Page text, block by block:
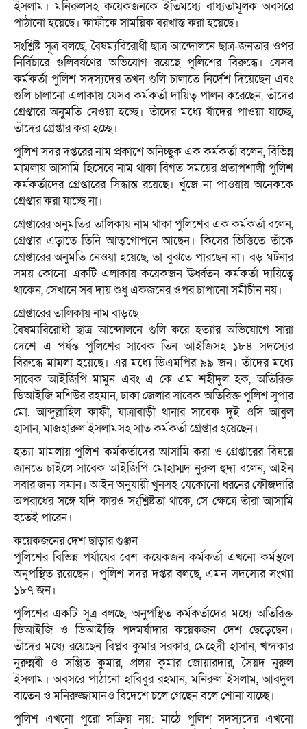
ইসলাম। মনিরুলসহ কয়েকজনকে ইতিমধ্যে বাধ্যতামূলক অবসরে
পাঠানো হয়েছে। কাফীকে সাময়িক বরখাস্ত করা হয়েছে।
সংশ্লিষ্ট সূত্র বলছে, বৈষম্যবিরোধী ছাত্র আন্দোলনে ছাত্র-জনতার ওপর
নির্বিচারে গুলিবর্ষণের অভিযোগ রয়েছে পুলিশের বিরুদ্ধে। যেসব
কর্মকর্তা পুলিশ সদস্যদের তখন গুলি চালাতে নির্দেশ দিয়েছেন এবং
গুলি চালানো এলাকায় যেসব কর্মকর্তা দায়িত্ব পালন করেছেন, তাঁদের
গ্রেপ্তারে অনুমতি নেওয়া হচ্ছে। তাঁদের মধ্যে যাঁদের পাওয়া যাচ্ছে,
তাঁদের গ্রেপ্তার করা হচ্ছে।
পুলিশ সদর দপ্তরের নাম প্রকাশে অনিচ্ছুক এক কর্মকর্তা বলেন, বিভিন্ন
মামলায় আসামি হিসেবে নাম থাকা বিগত সময়ের প্রতাপশালী পুলিশ
কর্মকর্তাদের গ্রেপ্তারের সিদ্ধান্ত রয়েছে। খুঁজে না পাওয়ায় অনেককে
গ্রেপ্তার করা যাচ্ছে না।
গ্রেপ্তারের অনুমতির তালিকায় নাম থাকা পুলিশের এক কর্মকর্তা বলেন,
গ্রেপ্তার এড়াতে তিনি আত্মগোপনে আছেন। কিসের ভিত্তিতে তাঁকে
গ্রেপ্তারের অনুমতি নেওয়া হয়েছে, তা বুঝতে পারছেন না। বড় ঘটনার
সময় কোনো একটি এলাকায় কয়েকজন ঊর্ধ্বতন কর্মকর্তা দায়িত্বে
থাকেন, সেখানে সব দায় শুধু একজনের ওপর চাপানো সমীচীন নয়।
গ্রেপ্তারের তালিকায় নাম বাড়ছে
বৈষম্যবিরোধী ছাত্র আন্দোলনে গুলি করে হত্যার অভিযোগে সারা
দেশে এ পর্যন্ত পুলিশের সাবেক তিন আইজিসহ ১৮৪ সদস্যের
বিরুদ্ধে মামলা হয়েছে। এর মধ্যে ডিএমপির ৯৯ জন। তাঁদের মধ্যে
সাবেক আইজিপি মামুন এবং এ কে এম শহীদুল হক, অতিরিক্ত
ডিআইজি মশিউর রহমান, ঢাকা জেলার সাবেক অতিরিক্ত পুলিশ সুপার
মো. আব্দুল্লাহিল কাফী, যাত্রাবাড়ী থানার সাবেক দুই ওসি আবুল
হাসান, মাজহারুল ইসলামসহ সাত কর্মকর্তা গ্রেপ্তার হয়েছেন।
হত্যা মামলায় পুলিশ কর্মকর্তাদের আসামি করা ও গ্রেপ্তারের বিষয়ে
জানতে চাইলে সাবেক আইজিপি মোহাম্মদ নুরুল হুদা বলেন, আইন
সবার জন্য সমান। আইন অনুযায়ী খুনসহ যেকোনো ধরনের ফৌজদারি
অপরাধের সঙ্গে যদি কারও সংশ্লিষ্টতা থাকে, সে ক্ষেত্রে তাঁরা আসামি
হতেই পারেন।
কয়েকজনের দেশ ছাড়ার গুঞ্জন
পুলিশের বিভিন্ন পর্যায়ের বেশ কয়েকজন কর্মকর্তা এখনো কর্মস্থলে
অনুপস্থিত রয়েছেন। পুলিশ সদর দপ্তর বলছে, এমন সদস্যের সংখ্যা
১৮৭ জন।
পুলিশের একটি সূত্র বলছে, অনুপস্থিত কর্মকর্তাদের মধ্যে অতিরিক্ত
ডিআইজি ও ডিআইজি পদমর্যাদার কয়েকজন দেশ ছেড়েছেন।
তাঁদের মধ্যে রয়েছেন বিপ্লব কুমার সরকার, মেহেদী হাসান, খন্দকার
নুরুন্নবী ও সঞ্জিত কুমার, প্রলয় কুমার জোয়ারদার, সৈয়দ নুরুল
ইসলাম। অবসরে পাঠানো হাবিবুর রহমান, মনিরুল ইসলাম, আবদুল
বাতেন ও মনিরুজ্জামানও বিদেশে চলে গেছেন বলে শোনা যাচ্ছে।
পুলিশ এখনো পুরো সক্রিয় নয়: মাঠে পুলিশ সদস্যদের এখনো